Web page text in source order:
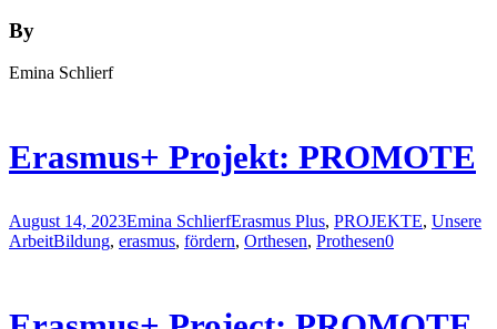
By
Emina Schlierf
Erasmus+ Projekt: PROMOTE
August 14, 2023Emina SchlierfErasmus Plus, PROJEKTE, Unsere
ArbeitBildung, erasmus, fördern, Orthesen, Prothesen0